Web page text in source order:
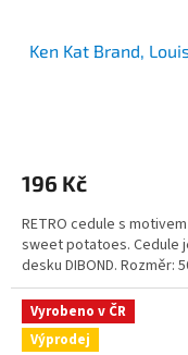
Ken Kat Brand,
196 Kč
RETRO cedule s
sweet potatoes. Cedule
desku DIBOND. Rozměr:
Vyrobeno v ČR
Výprodej